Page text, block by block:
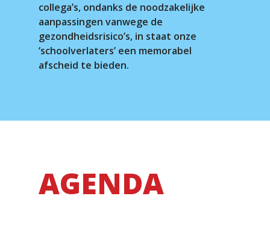
collega’s, ondanks de noodzakelijke
aanpassingen vanwege de
gezondheidsrisico’s, in staat onze
‘schoolverlaters’ een memorabel
afscheid te bieden.
AGENDA